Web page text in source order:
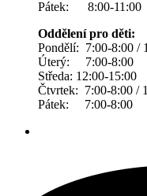
Pátek: 8:00-11:00
Oddělení pro děti:
Pondělí: 7:00-8:00 /
Úterý: 7:00-8:00
Středa: 12:00-15:00
Čtvrtek: 7:00-8:00 /
Pátek: 7:00-8:00